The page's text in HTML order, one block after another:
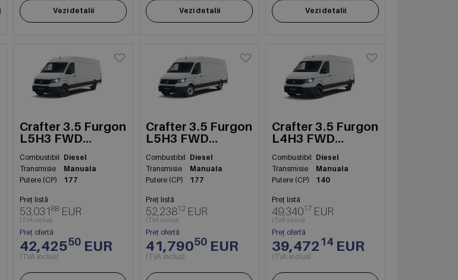
Vezi detalii Vezi detalii Vezi detalii
Crafter 3.5 Furgon
L5H3 FWD
Combustibil Diesel
Transmisie
Manuala
Putere (CP)
177
Preț listă
53,03188 EUR
(TVA inclus)
Preț ofertă
42,42550 EUR
(TVA inclus)
Crafter 3.5 Furgon
L5H3 FWD
Combustibil Diesel
Transmisie
Manuala
Putere (CP)
177
Preț listă
52,23812 EUR
(TVA inclus)
Preț ofertă
41,79050 EUR
(TVA inclus)
Crafter 3.5 Furgon
L4H3 FWD
Combustibil Diesel
Transmisie
Manuala
Putere (CP)
140
Preț listă
49,34017 EUR
(TVA inclus)
Preț ofertă
39,47214 EUR
(TVA inclus)